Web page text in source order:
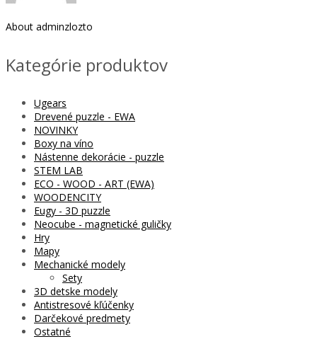
About adminzlozto
Kategórie produktov
Ugears
Drevené puzzle - EWA
NOVINKY
Boxy na víno
Nástenne dekorácie - puzzle
STEM LAB
ECO - WOOD - ART (EWA)
WOODENCITY
Eugy - 3D puzzle
Neocube - magnetické guličky
Hry
Mapy
Mechanické modely
Sety
3D detske modely
Antistresové kľúčenky
Darčekové predmety
Ostatné